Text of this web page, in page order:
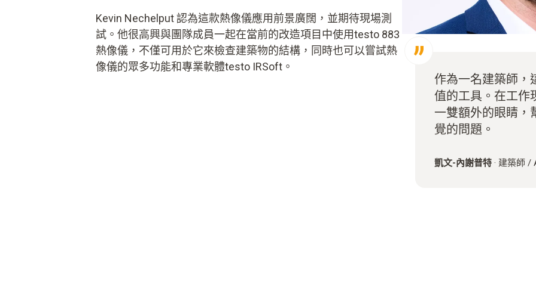
作為一名建築師，
值的工具。在工作
一雙額外的眼睛，
覺的問題。
凱文-內謝普特 · 建築師 /
Kevin Nechelput 認為這款熱像儀應用前景廣闊，並期待現場測
試。他很高興與團隊成員一起在當前的改造項目中使用testo 883
熱像儀，不僅可用於它來檢查建築物的結構，同時也可以嘗試熱
像儀的眾多功能和專業軟體testo IRSoft。